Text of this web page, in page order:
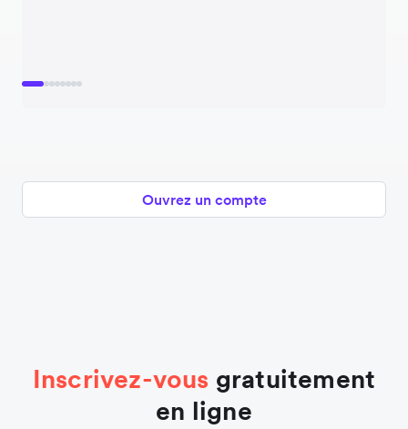
Ouvrez un compte
Inscrivez-vous gratuitement
en ligne